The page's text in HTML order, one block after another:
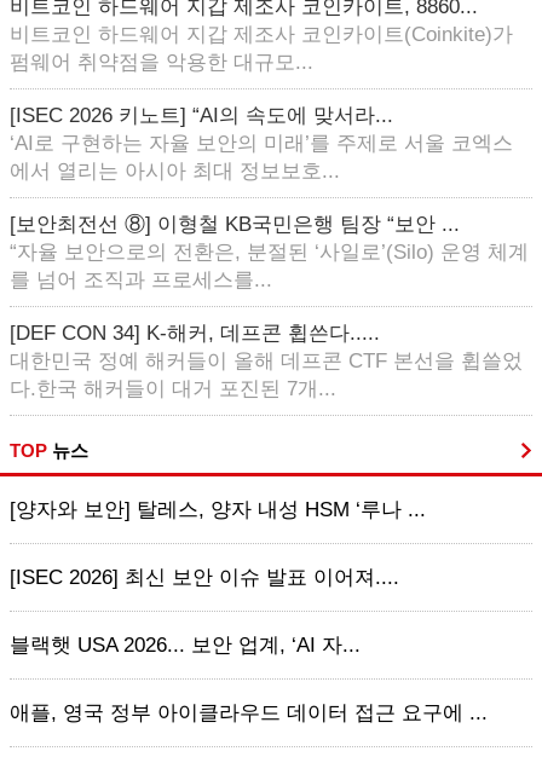
비트코인 하드웨어 지갑 제조사 코인카이트, 8860...
비트코인 하드웨어 지갑 제조사 코인카이트(Coinkite)가
펌웨어 취약점을 악용한 대규모...
[ISEC 2026 키노트] “AI의 속도에 맞서라...
‘AI로 구현하는 자율 보안의 미래’를 주제로 서울 코엑스
에서 열리는 아시아 최대 정보보호...
[보안최전선 ⑧] 이형철 KB국민은행 팀장 “보안 ...
“자율 보안으로의 전환은, 분절된 ‘사일로’(Silo) 운영 체계
를 넘어 조직과 프로세스를...
[DEF CON 34] K-해커, 데프콘 휩쓴다.....
대한민국 정예 해커들이 올해 데프콘 CTF 본선을 휩쓸었
다.한국 해커들이 대거 포진된 7개...
TOP 뉴스
[양자와 보안] 탈레스, 양자 내성 HSM ‘루나 ...
[ISEC 2026] 최신 보안 이슈 발표 이어져....
블랙햇 USA 2026... 보안 업계, ‘AI 자...
애플, 영국 정부 아이클라우드 데이터 접근 요구에 ...